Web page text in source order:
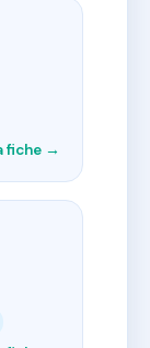
fiche →